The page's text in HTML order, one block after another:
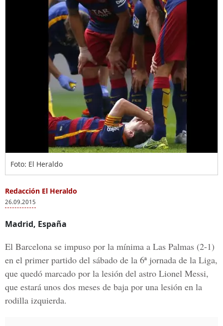
Foto: El Heraldo
Redacción El Heraldo
26.09.2015
Madrid, España
El Barcelona se impuso por la mínima a Las Palmas (2-1)
en el primer partido del sábado de la 6ª jornada de la Liga,
que quedó marcado por la lesión del astro Lionel Messi,
que estará unos dos meses de baja por una lesión en la
rodilla izquierda.